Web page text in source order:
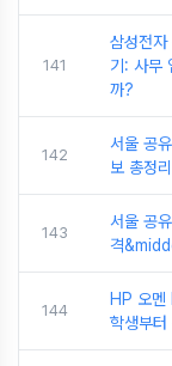
141
삼성전
기: 사무
까?
142
서울 공
보 총정리
143
서울 공
격
144
HP 오
학생부